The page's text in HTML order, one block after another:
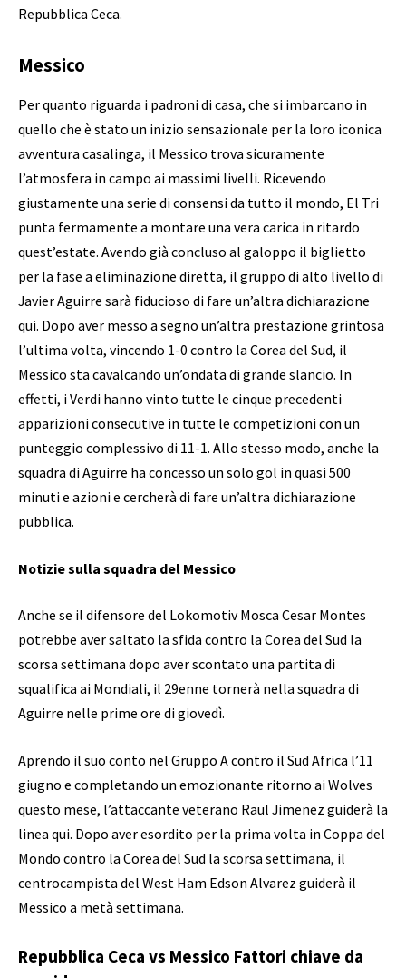
Repubblica Ceca.
Messico
Per quanto riguarda i padroni di casa, che si imbarcano in
quello che è stato un inizio sensazionale per la loro iconica
avventura casalinga, il Messico trova sicuramente
l’atmosfera in campo ai massimi livelli. Ricevendo
giustamente una serie di consensi da tutto il mondo, El Tri
punta fermamente a montare una vera carica in ritardo
quest’estate. Avendo già concluso al galoppo il biglietto
per la fase a eliminazione diretta, il gruppo di alto livello di
Javier Aguirre sarà fiducioso di fare un’altra dichiarazione
qui. Dopo aver messo a segno un’altra prestazione grintosa
l’ultima volta, vincendo 1-0 contro la Corea del Sud, il
Messico sta cavalcando un’ondata di grande slancio. In
effetti, i Verdi hanno vinto tutte le cinque precedenti
apparizioni consecutive in tutte le competizioni con un
punteggio complessivo di 11-1. Allo stesso modo, anche la
squadra di Aguirre ha concesso un solo gol in quasi 500
minuti e azioni e cercherà di fare un’altra dichiarazione
pubblica.
Notizie sulla squadra del Messico
Anche se il difensore del Lokomotiv Mosca Cesar Montes
potrebbe aver saltato la sfida contro la Corea del Sud la
scorsa settimana dopo aver scontato una partita di
squalifica ai Mondiali, il 29enne tornerà nella squadra di
Aguirre nelle prime ore di giovedì.
Aprendo il suo conto nel Gruppo A contro il Sud Africa l’11
giugno e completando un emozionante ritorno ai Wolves
questo mese, l’attaccante veterano Raul Jimenez guiderà la
linea qui. Dopo aver esordito per la prima volta in Coppa del
Mondo contro la Corea del Sud la scorsa settimana, il
centrocampista del West Ham Edson Alvarez guiderà il
Messico a metà settimana.
Repubblica Ceca vs Messico Fattori chiave da